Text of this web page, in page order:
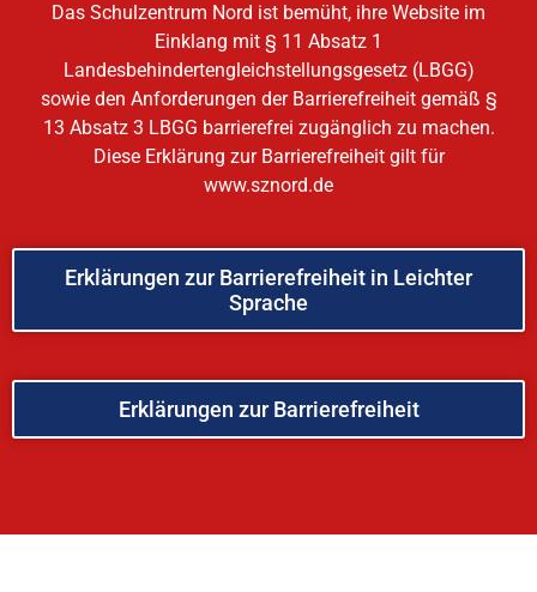
Das Schulzentrum Nord ist bemüht, ihre Website im
Einklang mit § 11 Absatz 1
Landesbehindertengleichstellungsgesetz (LBGG)
sowie den Anforderungen der Barrierefreiheit gemäß §
13 Absatz 3 LBGG barrierefrei zugänglich zu machen.
Diese Erklärung zur Barrierefreiheit gilt für
www.sznord.de
Erklärungen zur Barrierefreiheit in Leichter
Sprache
Erklärungen zur Barrierefreiheit